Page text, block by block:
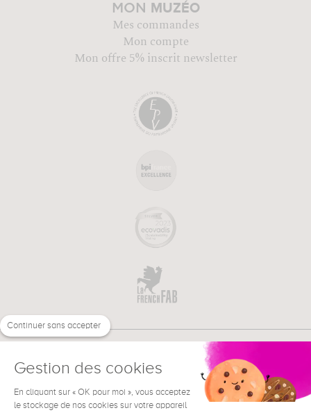
MON MUZÉO
Mes commandes
Mon compte
Mon offre 5% inscrit newsletter
BESOIN D'AIDE ? FR
Continuer sans accepter
Gestion des cookies
En cliquant sur « OK pour moi », vous acceptez
le stockage de nos cookies sur votre appareil